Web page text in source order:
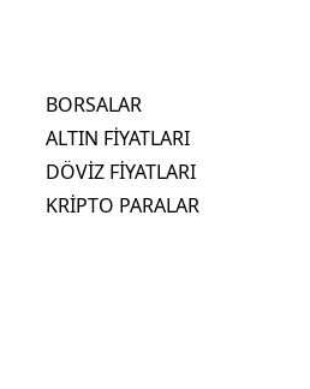
BORSALAR
ALTIN FİYATLARI
DÖVİZ FİYATLARI
KRİPTO PARALAR